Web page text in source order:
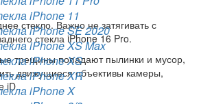
iPhone 11
iPhone SE 2020
iPhone XS Max
iPhone XS
iPhone XR
iPhone X
стекло. Важно не затягивать с
стекла iPhone 16 Pro.
трещины попадают пылинки и мусор,
движущиеся объективы камеры,
iD.